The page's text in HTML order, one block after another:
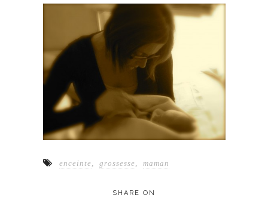
enceinte, grossesse, maman
SHARE ON